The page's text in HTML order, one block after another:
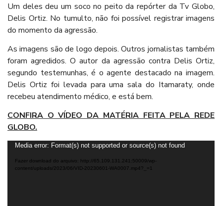
Um deles deu um soco no peito da repórter da Tv Globo,
Delis Ortiz. No tumulto, não foi possível registrar imagens
do momento da agressão.
As imagens são de logo depois. Outros jornalistas também
foram agredidos. O autor da agressão contra Delis Ortiz,
segundo testemunhas, é o agente destacado na imagem.
Delis Ortiz foi levada para uma sala do Itamaraty, onde
recebeu atendimento médico, e está bem.
CONFIRA O VÍDEO DA MATÉRIA FEITA PELA REDE
GLOBO.
Tocador
de
vídeo
Media error: Format(s) not supported or source(s) not found
Fazer download do arquivo: http://65.109.131.241:50009/wp-
content/uploads/2023/06/VID-20230601-WA0007.mp4?_=1